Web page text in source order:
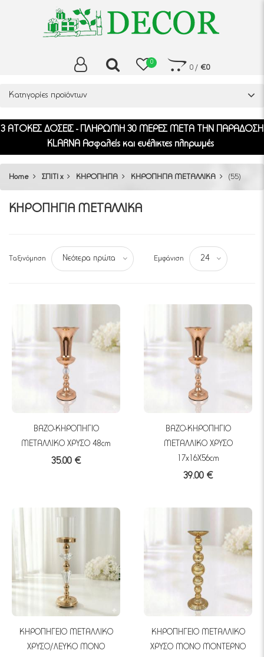
0
0/ €0
Κατηγορίες προϊόντων
3 ΑΤΟΚΕΣ ΔΟΣΕΙΣ - ΠΛΗΡΩΜΗ 30 ΜΕΡΕΣ ΜΕΤΑ ΤΗΝ ΠΑΡΑΔΟΣΗ
KLARNA Ασφαλείς και ευέλικτες πληρωμές
Home ΣΠΙΤΙ x ΚΗΡΟΠΗΓΙΑ ΚΗΡΟΠΗΓΙΑ ΜΕΤΑΛΛΙΚΑ (55)
ΚΗΡΟΠΗΓΙΑ ΜΕΤΑΛΛΙΚΑ
Ταξινόμηση Νεότερα πρώτα Εμφάνιση 24
ΒΑΖΟ-ΚΗΡΟΠΗΓΙΟ
ΜΕΤΑΛΛΙΚΟ ΧΡΥΣΟ 48cm
35.00 €
ΒΑΖΟ-ΚΗΡΟΠΗΓΙΟ
ΜΕΤΑΛΛΙΚΟ ΧΡΥΣΟ
17x16Χ56cm
39.00 €
ΚΗΡΟΠΗΓΕΙO ΜΕΤΑΛΛΙΚO
ΧΡΥΣΟ/ΛΕΥΚΟ ΜΟΝΟ
ΚΗΡΟΠΗΓΕΙO ΜΕΤΑΛΛΙΚO
ΧΡΥΣΟ ΜΟΝΟ ΜΟΝΤΕΡΝΟ